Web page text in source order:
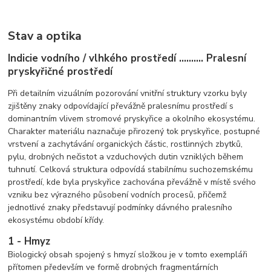
Stav a optika
Indicie vodního / vlhkého prostředí .......... Pralesní
pryskyřičné prostředí
Při detailním vizuálním pozorování vnitřní struktury vzorku byly
zjištěny znaky odpovídající převážně pralesnímu prostředí s
dominantním vlivem stromové pryskyřice a okolního ekosystému.
Charakter materiálu naznačuje přirozený tok pryskyřice, postupné
vrstvení a zachytávání organických částic, rostlinných zbytků,
pylu, drobných nečistot a vzduchových dutin vzniklých během
tuhnutí. Celková struktura odpovídá stabilnímu suchozemskému
prostředí, kde byla pryskyřice zachována převážně v místě svého
vzniku bez výrazného působení vodních procesů, přičemž
jednotlivé znaky představují podmínky dávného pralesního
ekosystému období křídy.
1 - Hmyz
Biologický obsah spojený s hmyzí složkou je v tomto exempláři
přítomen především ve formě drobných fragmentárních